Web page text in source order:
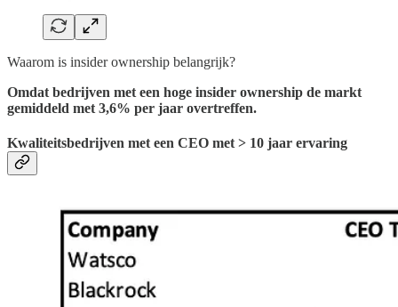
Waarom is insider ownership belangrijk?
Omdat bedrijven met een hoge insider ownership de markt
gemiddeld met 3,6% per jaar overtreffen.
Kwaliteitsbedrijven met een CEO met > 10 jaar ervaring